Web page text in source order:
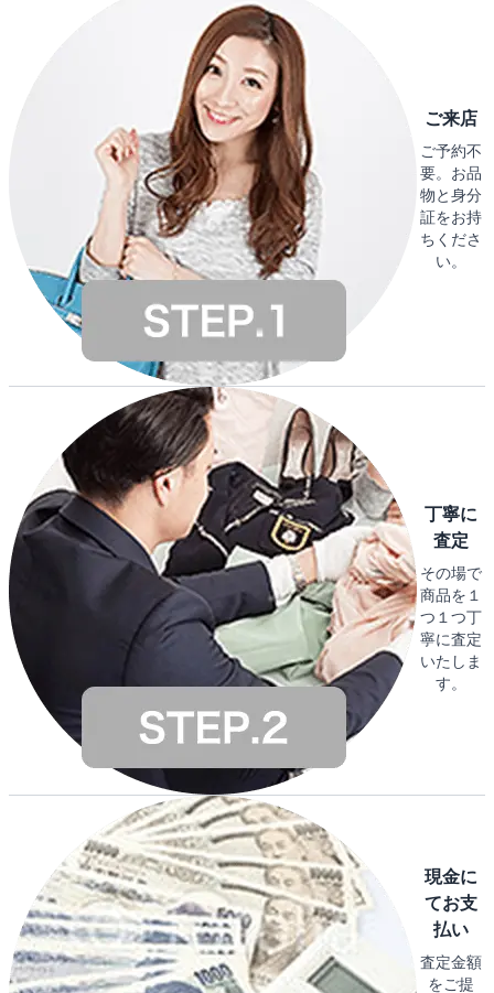
ご来店
ご予約不
要。お品
物と身分
証をお持
ちくださ
い。
丁寧に
査定
その場で
商品を１
つ１つ丁
寧に査定
いたしま
す。
現金に
てお支
払い
査定金額
をご提